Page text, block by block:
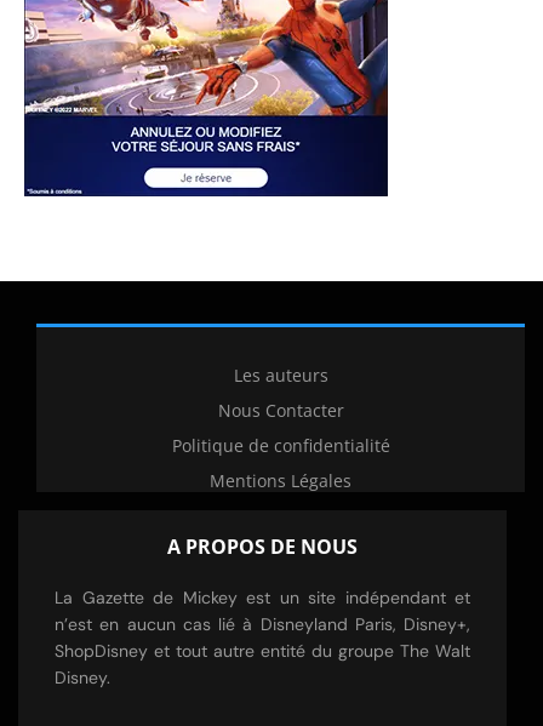
Les auteurs
Nous Contacter
Politique de confidentialité
Mentions Légales
A PROPOS DE NOUS
La Gazette de Mickey est un site indépendant et
n’est en aucun cas lié à Disneyland Paris, Disney+,
ShopDisney et tout autre entité du groupe The Walt
Disney.